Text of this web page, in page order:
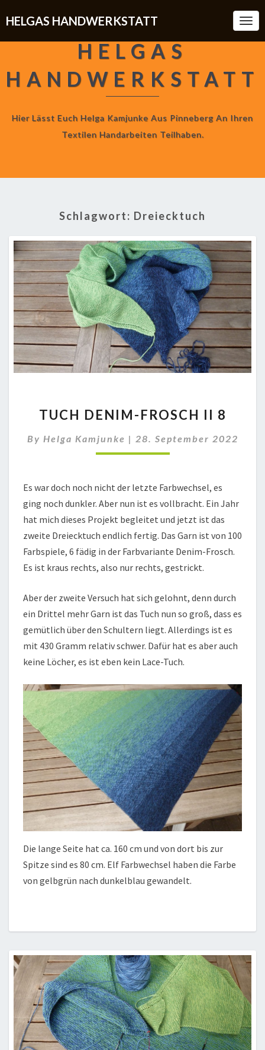
HELGAS HANDWERKSTATT
HELGAS
HANDWERKSTATT
Hier Lässt Euch Helga Kamjunke Aus Pinneberg An Ihren
Textilen Handarbeiten Teilhaben.
Schlagwort: Dreiecktuch
DENIM-
II
8
TUCH DENIM-FROSCH II 8
By Helga Kamjunke | 28. September 2022
Es war doch noch nicht der letzte Farbwechsel, es
ging noch dunkler. Aber nun ist es vollbracht. Ein Jahr
hat mich dieses Projekt begleitet und jetzt ist das
zweite Dreiecktuch endlich fertig. Das Garn ist von 100
Farbspiele, 6 fädig in der Farbvariante Denim-Frosch.
Es ist kraus rechts, also nur rechts, gestrickt.
Aber der zweite Versuch hat sich gelohnt, denn durch
ein Drittel mehr Garn ist das Tuch nun so groß, dass es
gemütlich über den Schultern liegt. Allerdings ist es
mit 430 Gramm relativ schwer. Dafür hat es aber auch
keine Löcher, es ist eben kein Lace-Tuch.
Die lange Seite hat ca. 160 cm und von dort bis zur
Spitze sind es 80 cm. Elf Farbwechsel haben die Farbe
von gelbgrün nach dunkelblau gewandelt.